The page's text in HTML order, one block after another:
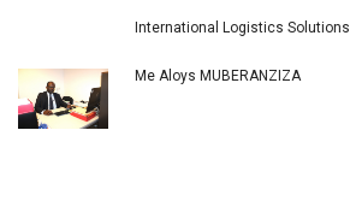
International Logistics Solutions
Me Aloys MUBERANZIZA